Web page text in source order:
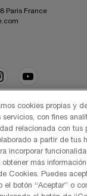
Paris France
© Lancôme 2026
cookies propias y
servicios, con fines
relacionada con tus
a partir de tus
incorporar
obtener más
Cookies. Puedes
el botón “Aceptar” o